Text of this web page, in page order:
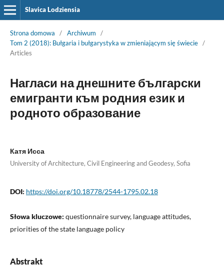
Slavica Lodziensia
Strona domowa / Archiwum
/
Tom 2 (2018): Bułgaria i bułgarystyka w zmieniającym się świecie /
Articles
Нагласи на днешните български
емигранти към родния език и
родното образование
Катя Исса
University of Architecture, Civil Engineering and Geodesy, Sofia
DOI: https://doi.org/10.18778/2544-1795.02.18
Słowa kluczowe: questionnaire survey, language attitudes,
priorities of the state language policy
Abstrakt